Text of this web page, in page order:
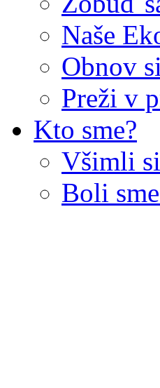
Naše
Obnov
Preži v
Kto sme?
Všimli
Boli